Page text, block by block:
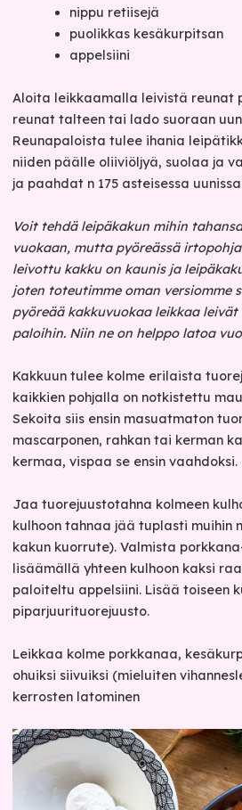
nippu retiisejä
puolikkas kesäkurpitsan
appelsiini
Aloita leikkaamalla leivistä reunat
reunat talteen tai lado suoraan
Reunapaloista tulee ihania
niiden päälle oliiviöljyä, suolaa ja
ja paahdat n 175 asteisessa
Voit tehdä leipäkakun mihin
vuokaan, mutta pyöreässä
leivottu kakku on kaunis ja
joten toteutimme oman versiomme
pyöreää kakkuvuokaa leikkaa
paloihin. Niin ne on helppo latoa
Kakkuun tulee kolme erilaista
kaikkien pohjalla on notkistettu
Sekoita siis ensin masuatmaton
mascarponen, rahkan tai kerman
kermaa, vispaa se ensin vaahdoksi.
Jaa tuorejuustotahna kolmeen
kulhoon tahnaa jää tuplasti muihin
kakun kuorrute). Valmista
lisäämällä yhteen kulhoon kaksi
paloiteltu appelsiini. Lisää toiseen
piparjuurituorejuusto.
Leikkaa kolme porkkanaa,
ohuiksi siivuiksi (mieluiten
kerrosten latominen